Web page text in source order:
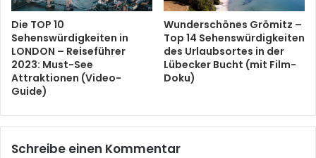
Die TOP 10
Sehenswürdigkeiten in
LONDON – Reiseführer
2023: Must-See
Attraktionen (Video-
Guide)
Wunderschönes Grömitz –
Top 14 Sehenswürdigkeiten
des Urlaubsortes in der
Lübecker Bucht (mit Film-
Doku)
Schreibe einen Kommentar